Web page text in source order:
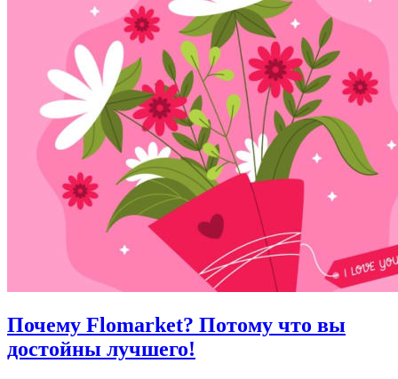
Почему Flomarket? Потому что вы
достойны лучшего!